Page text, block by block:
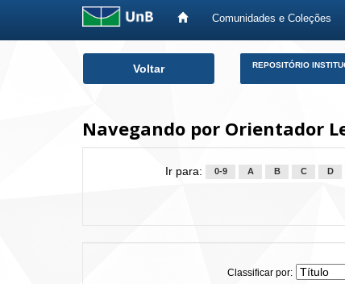
Comunidades e Coleções
Voltar REPOSITÓRIO
Navegando por Orientador
Ir para: 0-9 A B C D
Classificar por: